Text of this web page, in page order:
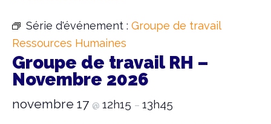
Série d'événement : Groupe de travail
Ressources Humaines
Groupe de travail RH –
Novembre 2026
novembre 17 @ 12h15 – 13h45